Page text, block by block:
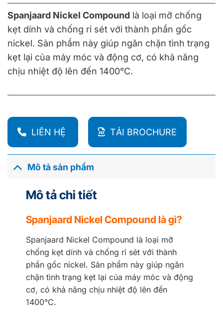
Spanjaard Nickel Compound là loại mỡ chống
kẹt dính và chống rỉ sét với thành phần gốc
nickel. Sản phẩm này giúp ngăn chặn tình trạng
kẹt lại của máy móc và động cơ, có khả năng
chịu nhiệt độ lên đến 1400°C.
LIÊN HỆ TẢI BROCHURE
Mô tả sản phẩm
Mô tả chi tiết
Spanjaard Nickel Compound là gì?
Spanjaard Nickel Compound là loại mỡ
chống kẹt dính và chống rỉ sét với thành
phần gốc nickel. Sản phẩm này giúp ngăn
chặn tình trạng kẹt lại của máy móc và động
cơ, có khả năng chịu nhiệt độ lên đến
1400°C.